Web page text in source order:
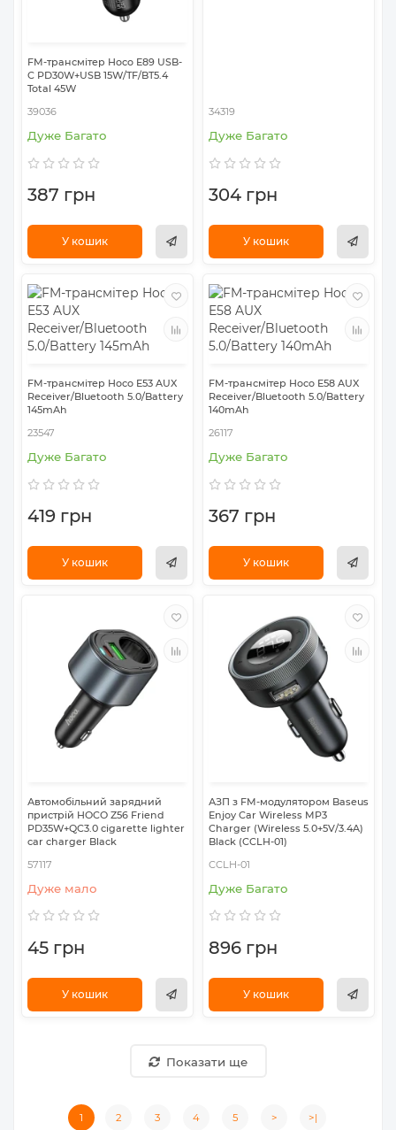
FM-трансмітер Hoco E89 USB-
C PD30W+USB 15W/TF/BT5.4
Total 45W
39036
Дуже Багато
387 грн
У кошик
34319
Дуже Багато
304 грн
У кошик
FM-трансмітер Hoco E53 AUX
Receiver/Bluetooth 5.0/Battery
145mAh
23547
Дуже Багато
419 грн
У кошик
FM-трансмітер Hoco E58 AUX
Receiver/Bluetooth 5.0/Battery
140mAh
26117
Дуже Багато
367 грн
У кошик
Автомобільний зарядний
пристрій HOCO Z56 Friend
PD35W+QC3.0 cigarette lighter
car charger Black
57117
Дуже мало
45 грн
У кошик
АЗП з FM-модулятором Baseus
Enjoy Car Wireless MP3
Charger (Wireless 5.0+5V/3.4A)
Black (CCLH-01)
CCLH-01
Дуже Багато
896 грн
У кошик
Показати ще
1 2 3 4 5 > >|